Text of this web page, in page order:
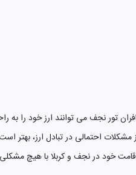
نجف می توانند ارز خود را به
احتمالی در تبادل ارز، بهتر
خود در نجف و کربلا با هیچ